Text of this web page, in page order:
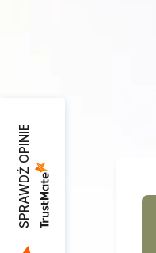
SPRAWDŹ OPINIE